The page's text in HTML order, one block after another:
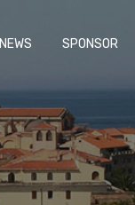
NEWS SPONSOR